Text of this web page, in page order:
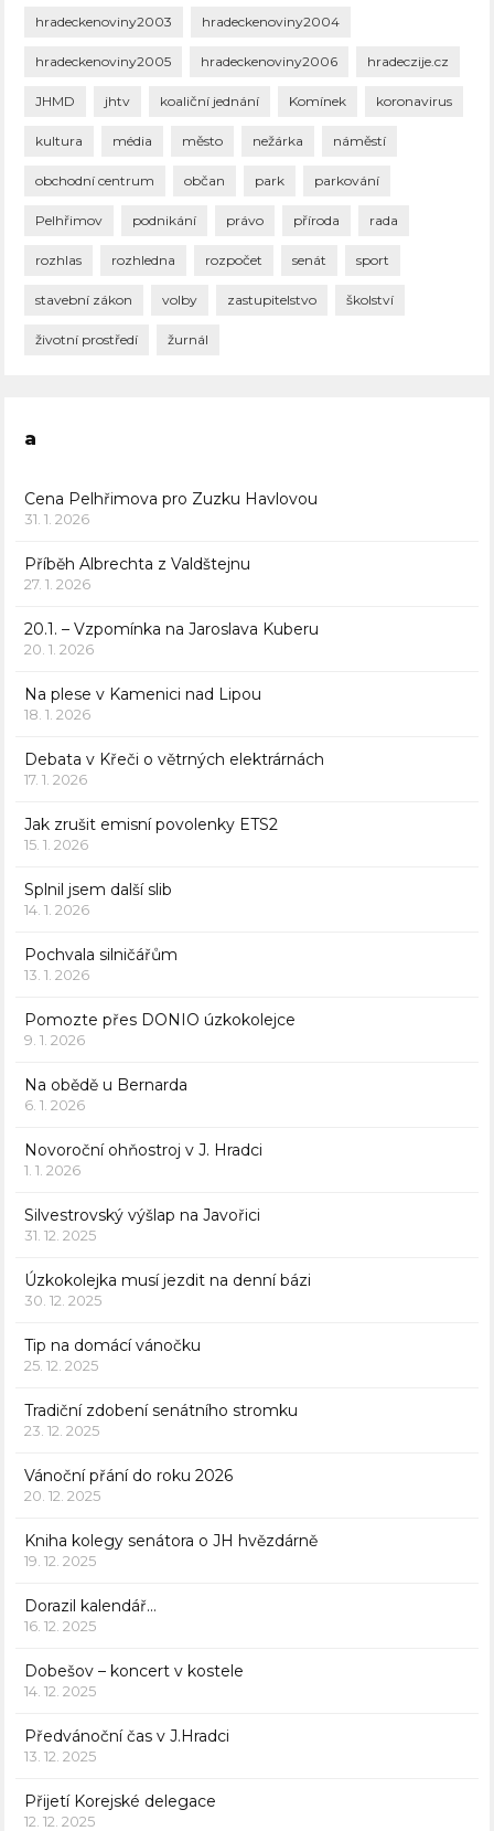
hradeckenoviny2003 hradeckenoviny2004
hradeckenoviny2005 hradeckenoviny2006 hradeczije.cz
JHMD jhtv koaliční jednání Komínek koronavirus
kultura média město nežárka náměstí
obchodní centrum občan park parkování
Pelhřimov podnikání právo příroda rada
rozhlas rozhledna rozpočet senát sport
stavební zákon volby zastupitelstvo školství
životní prostředí žurnál
a
Cena Pelhřimova pro Zuzku Havlovou
31. 1. 2026
Příběh Albrechta z Valdštejnu
27. 1. 2026
20.1. – Vzpomínka na Jaroslava Kuberu
20. 1. 2026
Na plese v Kamenici nad Lipou
18. 1. 2026
Debata v Křeči o větrných elektrárnách
17. 1. 2026
Jak zrušit emisní povolenky ETS2
15. 1. 2026
Splnil jsem další slib
14. 1. 2026
Pochvala silničářům
13. 1. 2026
Pomozte přes DONIO úzkokolejce
9. 1. 2026
Na obědě u Bernarda
6. 1. 2026
Novoroční ohňostroj v J. Hradci
1. 1. 2026
Silvestrovský výšlap na Javořici
31. 12. 2025
Úzkokolejka musí jezdit na denní bázi
30. 12. 2025
Tip na domácí vánočku
25. 12. 2025
Tradiční zdobení senátního stromku
23. 12. 2025
Vánoční přání do roku 2026
20. 12. 2025
Kniha kolegy senátora o JH hvězdárně
19. 12. 2025
Dorazil kalendář…
16. 12. 2025
Dobešov – koncert v kostele
14. 12. 2025
Předvánoční čas v J.Hradci
13. 12. 2025
Přijetí Korejské delegace
12. 12. 2025